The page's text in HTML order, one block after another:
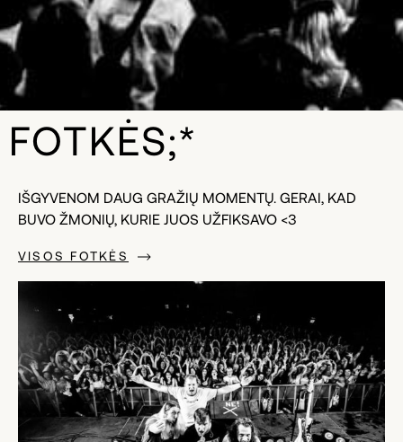
FOTKĖS;*
IŠGYVENOM DAUG GRAŽIŲ MOMENTŲ. GERAI, KAD
BUVO ŽMONIŲ, KURIE JUOS UŽFIKSAVO <3
VISOS FOTKĖS